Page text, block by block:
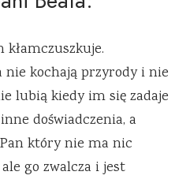
kłamczuszkuje.
nie kochają przyrody i nie
lubią kiedy im się zadaje
doświadczenia, a
który nie ma nic
go zwalcza i jest